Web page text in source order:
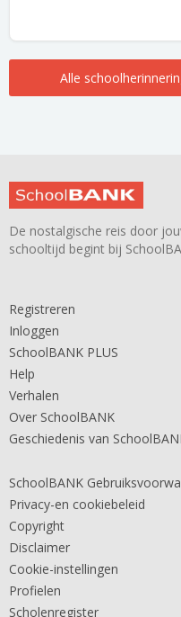
Alle
De nostalgische reis door
schooltijd begint bij
Registreren
Inloggen
SchoolBANK PLUS
Help
Verhalen
Over SchoolBANK
Geschiedenis van
SchoolBANK
Privacy-en cookiebeleid
Copyright
Disclaimer
Cookie-instellingen
Profielen
Scholenregister